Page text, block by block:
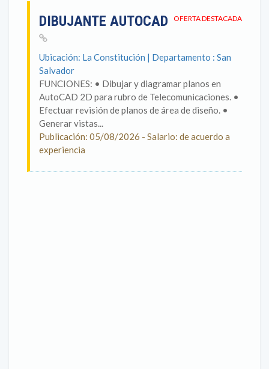
OFERTA DESTACADA
DIBUJANTE AUTOCAD
Ubicación: La Constitución | Departamento : San
Salvador
FUNCIONES: • Dibujar y diagramar planos en
AutoCAD 2D para rubro de Telecomunicaciones. •
Efectuar revisión de planos de área de diseño. •
Generar vistas...
Publicación: 05/08/2026 - Salario: de acuerdo a
experiencia